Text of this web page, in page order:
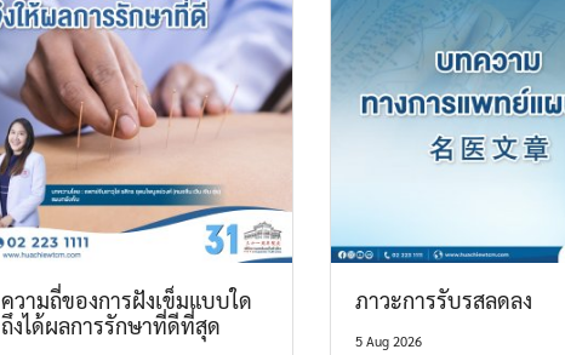
ความถี่ของการฝังเข็มแบบใด
ถึงได้ผลการรักษาที่ดีที่สุด
ภาวะการรับรสลดลง
5 Aug 2026